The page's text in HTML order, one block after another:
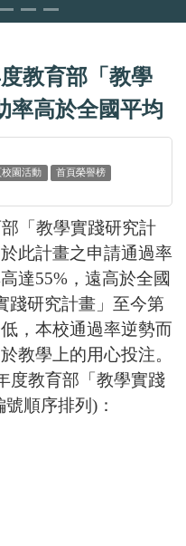
教育部「教學
率高於全國平均
園活動
首頁榮譽榜
「教學實踐研究計
此計畫之申請通過率
達55%，遠高於全國
踐研究計畫」至今第
，本校通過率逆勢而
教學上的用心投注。
度教育部「教學實踐
號順序排列)：